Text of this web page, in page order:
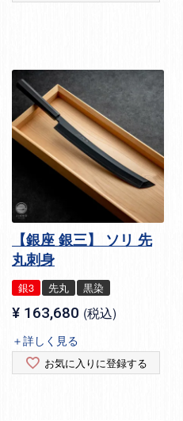
【銀座 銀三】 ソリ 先
丸刺身
銀3 先丸 黒染
¥ 163,680 税込
＋詳しく見る
お気に入りに登録する